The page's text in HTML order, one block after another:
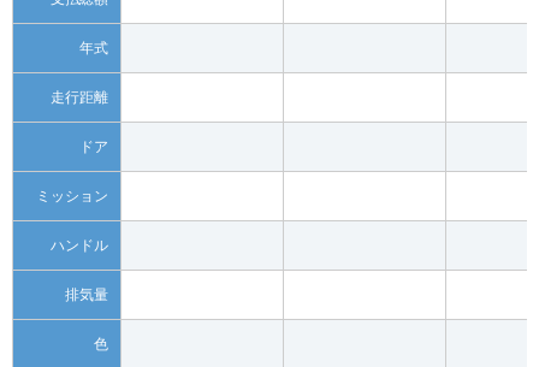
年式
走行距離
ドア
ミッション
ハンドル
排気量
色